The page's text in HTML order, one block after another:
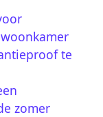
te
zomer